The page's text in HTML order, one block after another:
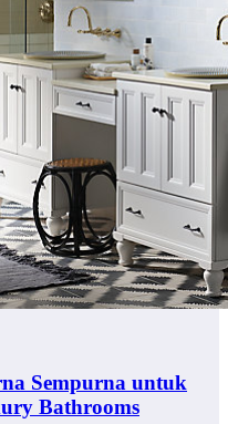
Sempurna untuk
Bathrooms